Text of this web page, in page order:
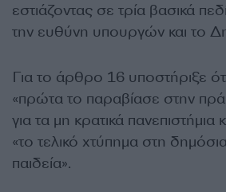
εστιάζοντας σε τρία βασικά
την ευθύνη υπουργών και το
Για το άρθρο 16 υποστήριξε
«πρώτα το παραβίασε στην
για τα μη κρατικά πανεπιστήμια
«το τελικό χτύπημα στη
παιδεία».